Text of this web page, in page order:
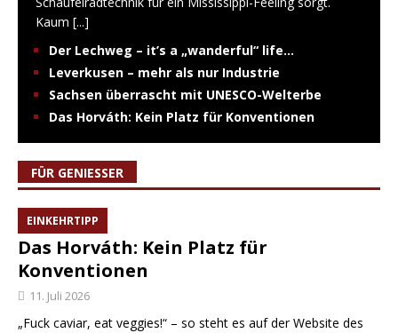
Kaum [...]
Der Lechweg – it’s a „wanderful“ life…
Leverkusen – mehr als nur Industrie
Sachsen überrascht mit UNESCO-Welterbe
Das Horváth: Kein Platz für Konventionen
FÜR GENIESSER
EINKEHRTIPP
Das Horváth: Kein Platz für
Konventionen
11. Juli 2026
„Fuck caviar, eat veggies!“ – so steht es auf der Website des